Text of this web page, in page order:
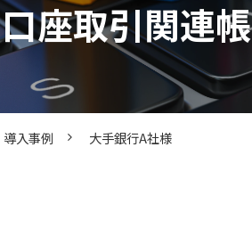
口座取引関連
導入事例 大手銀行A社様